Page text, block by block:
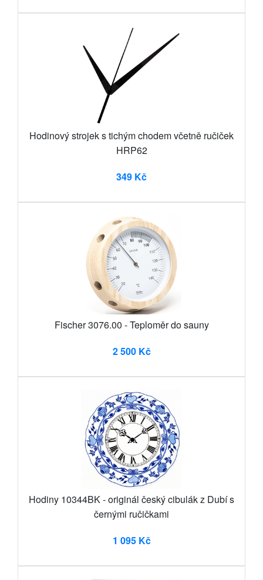
Hodinový strojek s tichým chodem včetně ručiček
HRP62
349 Kč
Fischer 3076.00 - Teploměr do sauny
2 500 Kč
Hodiny 10344BK - originál český cibulák z Dubí s
černými ručičkami
1 095 Kč